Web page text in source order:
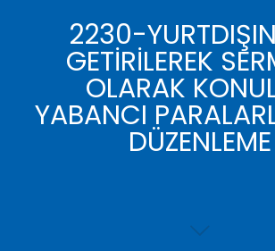
2230-
GETİRİLEREK
OLARAK
YABANCI
DÜZENLEME